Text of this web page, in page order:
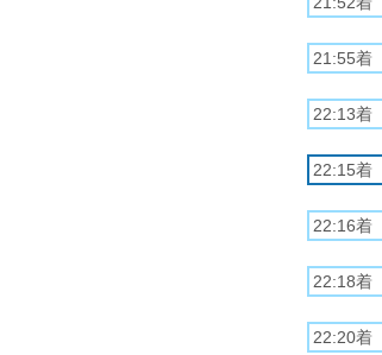
21:55着
22:13着
22:15着
22:16着
22:18着
22:20着